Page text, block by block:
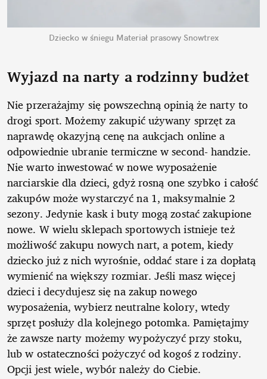
Dziecko w śniegu Materiał prasowy Snowtrex
Wyjazd na narty a rodzinny budżet
Nie przerażajmy się powszechną opinią że narty to
drogi sport. Możemy zakupić używany sprzęt za
naprawdę okazyjną cenę na aukcjach online a
odpowiednie ubranie termiczne w second- handzie.
Nie warto inwestować w nowe wyposażenie
narciarskie dla dzieci, gdyż rosną one szybko i całość
zakupów może wystarczyć na 1, maksymalnie 2
sezony. Jedynie kask i buty mogą zostać zakupione
nowe. W wielu sklepach sportowych istnieje też
możliwość zakupu nowych nart, a potem, kiedy
dziecko już z nich wyrośnie, oddać stare i za dopłatą
wymienić na większy rozmiar. Jeśli masz więcej
dzieci i decydujesz się na zakup nowego
wyposażenia, wybierz neutralne kolory, wtedy
sprzęt posłuży dla kolejnego potomka. Pamiętajmy
że zawsze narty możemy wypożyczyć przy stoku,
lub w ostateczności pożyczyć od kogoś z rodziny.
Opcji jest wiele, wybór należy do Ciebie.